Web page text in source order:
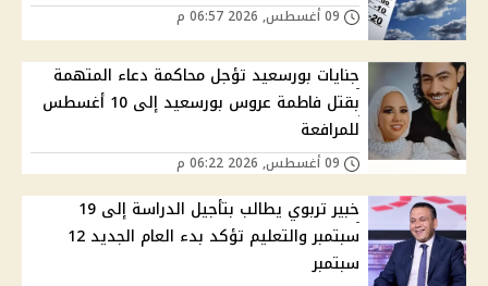
جنايات بورسعيد تؤجل محاكمة دعاء المتهمة
بقتل فاطمة عروس بورسعيد إلى 10 أغسطس
للمرافعة
خبير تربوي يطالب بتأجيل الدراسة إلى 19
سبتمبر والتعليم تؤكد بدء العام الجديد 12
سبتمبر